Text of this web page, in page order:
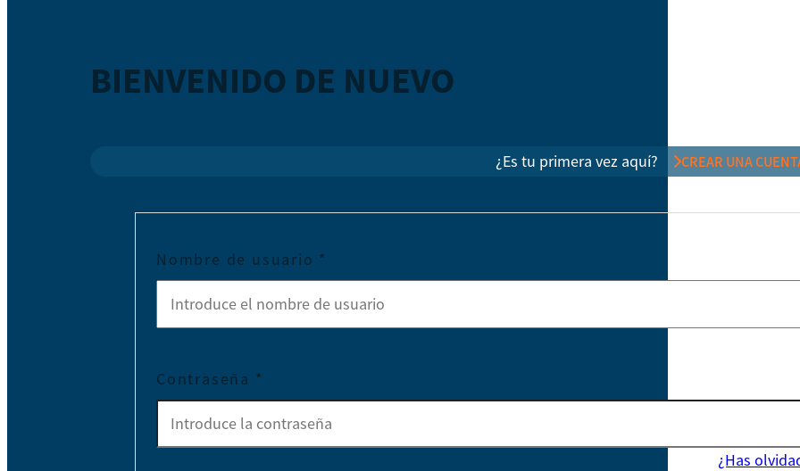
BIENVENIDO DE NUEVO
¿Es tu primera vez aquí? CREAR UNA
Nombre de usuario *
Contraseña *
¿Has